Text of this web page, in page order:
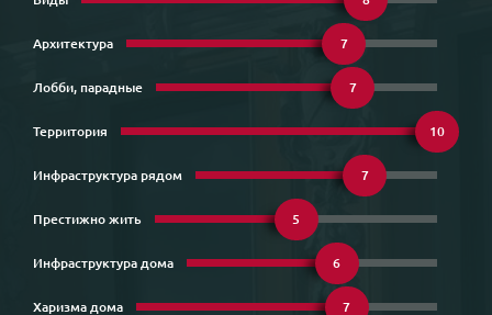
Архитектура 7
Лобби, парадные 7
Территория 10
Инфраструктура рядом 7
Престижно жить 5
Инфраструктура дома 6
Харизма дома 7